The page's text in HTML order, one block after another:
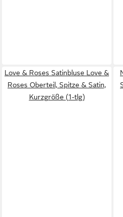
Love & Roses Satinbluse Love &
Roses Oberteil, Spitze & Satin,
Kurzgröße (1-tlg)